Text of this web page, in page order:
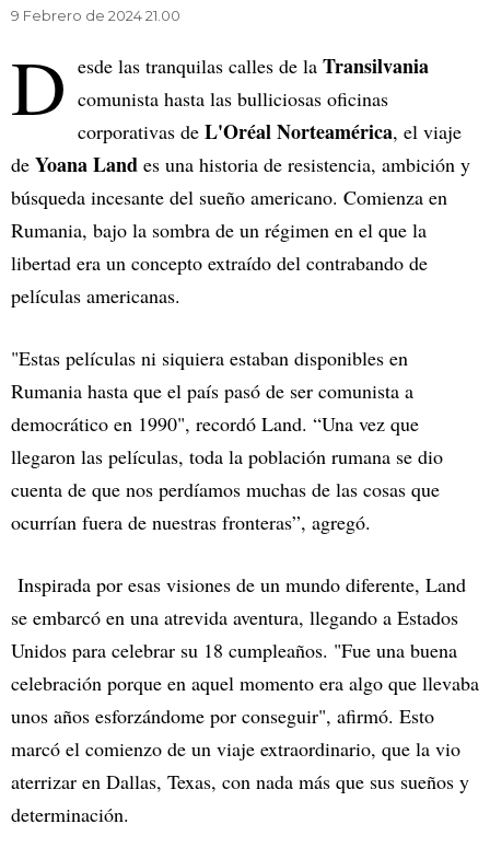
9 Febrero de 2024 21.00
D esde las tranquilas calles de la Transilvania
comunista hasta las bulliciosas oficinas
corporativas de L'Oréal Norteamérica, el viaje
de Yoana Land es una historia de resistencia, ambición y
búsqueda incesante del sueño americano. Comienza en
Rumania, bajo la sombra de un régimen en el que la
libertad era un concepto extraído del contrabando de
películas americanas.
"Estas películas ni siquiera estaban disponibles en
Rumania hasta que el país pasó de ser comunista a
democrático en 1990", recordó Land. “Una vez que
llegaron las películas, toda la población rumana se dio
cuenta de que nos perdíamos muchas de las cosas que
ocurrían fuera de nuestras fronteras”, agregó.
Inspirada por esas visiones de un mundo diferente, Land
se embarcó en una atrevida aventura, llegando a Estados
Unidos para celebrar su 18 cumpleaños. "Fue una buena
celebración porque en aquel momento era algo que llevaba
unos años esforzándome por conseguir", afirmó. Esto
marcó el comienzo de un viaje extraordinario, que la vio
aterrizar en Dallas, Texas, con nada más que sus sueños y
determinación.